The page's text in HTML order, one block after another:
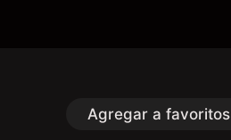
Agregar a favoritos